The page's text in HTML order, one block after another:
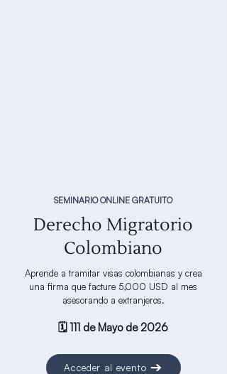
SEMINARIO ONLINE GRATUITO
Derecho Migratorio
Colombiano
Aprende a tramitar visas colombianas y crea
una firma que facture 5,000 USD al mes
asesorando a extranjeros.
🗓️ 111 de Mayo de 2026
Acceder al evento